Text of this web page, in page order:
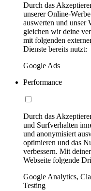
Durch das
unserer Online-
auswerten und unser
gleichen wir deine
mit folgenden
Dienste bereits nutzt:
Google Ads
Performance
Durch das
und Surfverhalten
und anonymisiert
optimieren und das
verbessern. Mit
Webseite folgende
Google Analytics,
Testing